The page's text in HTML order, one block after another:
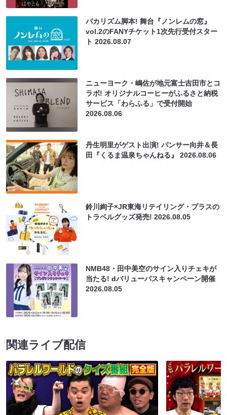
バカリズム脚本! 舞台『ノンレムの窓』
vol.2のFANYチケット1次先行受付スター
ト2026.08.07
ニューヨーク・嶋佐が地元富士吉田市とコ
ラボ! オリジナルコーヒーがふるさと納税
サービス「わらふる」で受付開始
2026.08.06
丹生明里がゲスト出演! パンサー向井＆長
田『くるま温泉ちゃんねる』2026.08.06
鈴川絢子×JR東海リテイリング・プラスの
トラベルグッズ発売!2026.08.05
NMB48・田中美空のサイン入りチェキが
当たる! dバリューパスキャンペーン開催
2026.08.05
関連ライブ配信